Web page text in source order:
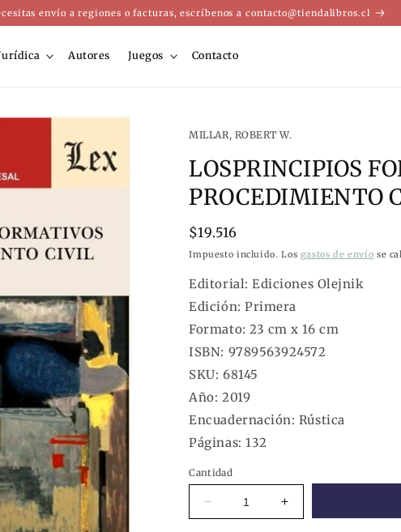
envío a regiones o facturas, escríbenos acontacto@tiendalibros.cl
Autores Juegos Contacto
MILLAR, ROBERT W.
LOSPRINCIPIOS
PROCEDIMIENTO
Precio
habitual
$19.516
Impuesto incluido. Los gastos de envío se
Editorial:Ediciones Olejnik
Edición:Primera
Formato:23 cm x 16 cm
ISBN: 9789563924572
SKU: 68145
Año: 2019
Encuadernación: Rústica
Páginas:132
Cantidad
Reducir
cantidad
Aumentar
cantidad